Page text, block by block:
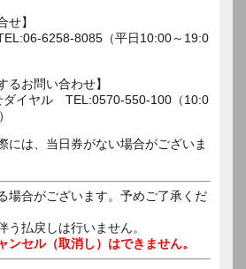
せ】
6258-8085（平日10:00～19:0
るお問い合わせ】
ダイヤル TEL:0570-550-100（10:0
には、当日券がない場合がございま
場合がございます。予めご了承くだ
う払戻しは行いません。
ンセル（取消し）はできません。